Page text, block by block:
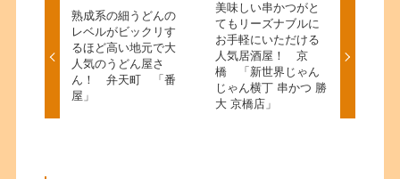
熟成系の細うどんの
レベルがビックリす
るほど高い地元で大
人気のうどん屋さ
ん！ 弁天町 「番
屋」
美味しい串かつがと
てもリーズナブルに
お手軽にいただける
人気居酒屋！ 京
橋 「新世界じゃん
じゃん横丁 串かつ 勝
大 京橋店」